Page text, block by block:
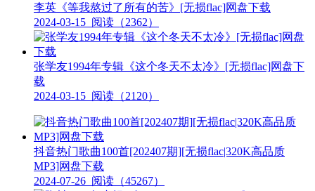
李英《等我熬过了所有的苦》[无损flac]网盘下载
2024-03-15 阅读（2362）
张学友1994年专辑《这个冬天不太冷》[无损flac]网盘下
载
2024-03-15 阅读（2120）
抖音热门歌曲100首[202407期][无损flac|320K高品质
MP3]网盘下载
2024-07-26 阅读（45267）